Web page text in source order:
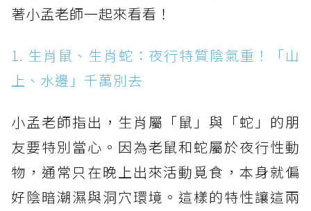
著小孟老師一起來看看！
1. 生肖鼠、生肖蛇：夜行特質陰氣重！「山
上、水邊」千萬別去
小孟老師指出，生肖屬「鼠」與「蛇」的朋
友要特別當心。因為老鼠和蛇屬於夜行性動
物，通常只在晚上出來活動覓食，本身就偏
好陰暗潮濕與洞穴環境。這樣的特性讓這兩